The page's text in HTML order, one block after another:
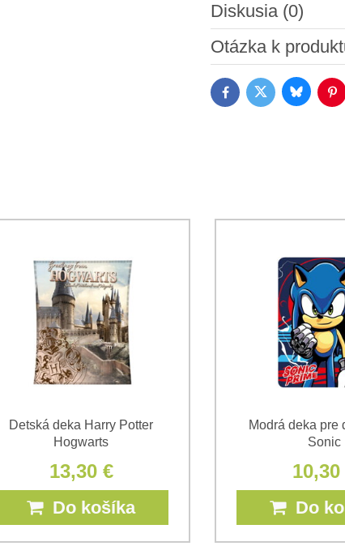
Diskusia (0)
Nový komentár
Oboznámil som sa s
Otázka k
FacebookTwitter Bluesky
Detská deka Harry Potter
Hogwarts
13,30 €
Do košíka
Modrá deka pre
Sonic
10,30
Do